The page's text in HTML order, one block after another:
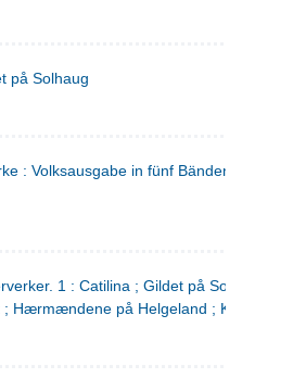
på Solhaug
: Volksausgabe in fünf Bänden
1 : Catilina ; Gildet på Solhaug ; Fru
; Hærmændene på Helgeland ;